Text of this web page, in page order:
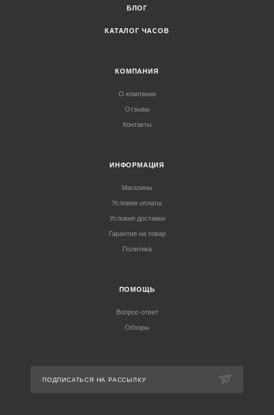
БЛОГ
КАТАЛОГ ЧАСОВ
КОМПАНИЯ
О компании
Отзывы
Контакты
ИНФОРМАЦИЯ
Магазины
Условия оплаты
Условия доставки
Гарантия на товар
Политика
ПОМОЩЬ
Вопрос-ответ
Обзоры
ПОДПИСАТЬСЯ НА РАССЫЛКУ